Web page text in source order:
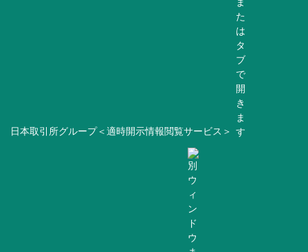
日本取引所グループ＜適時開示情報閲覧サービス＞